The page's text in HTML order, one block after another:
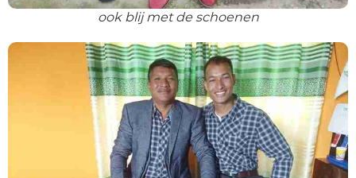
ook blij met de schoenen